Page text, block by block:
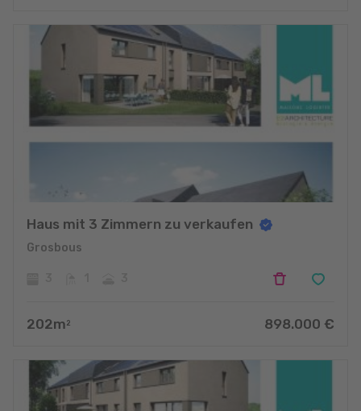
Haus mit 3 Zimmern zu verkaufen
Grosbous
202m 2 898.000 €